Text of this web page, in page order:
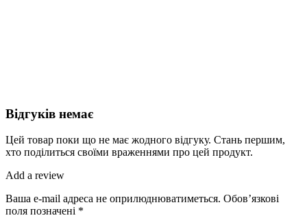
Відгуків немає
Цей товар поки що не має жодного відгуку. Стань першим,
хто поділиться своїми враженнями про цей продукт.
Add a review
Ваша e-mail адреса не оприлюднюватиметься. Обов’язкові
поля позначені *